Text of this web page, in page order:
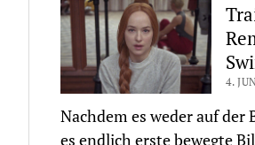
4.
Nachdem es weder auf
es endlich erste bewegte